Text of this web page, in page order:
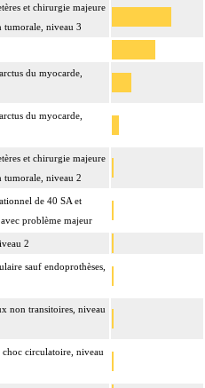
et chirurgie majeure
tumorale, niveau 3
du myocarde,
du myocarde,
et chirurgie majeure
tumorale, niveau 2
de 40 SA et
problème majeur
2
sauf endoprothèses,
non transitoires, niveau
choc circulatoire, niveau